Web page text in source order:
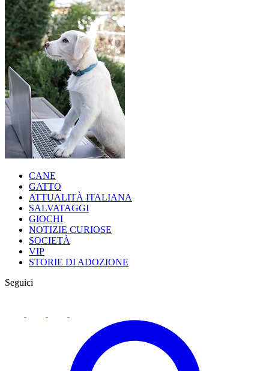
CANE
GATTO
ATTUALITÀ ITALIANA
SALVATAGGI
GIOCHI
NOTIZIE CURIOSE
SOCIETÀ
VIP
STORIE DI ADOZIONE
Seguici